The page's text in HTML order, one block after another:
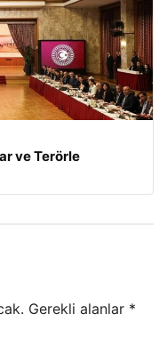
ve Terörle
Gerekli alanlar *